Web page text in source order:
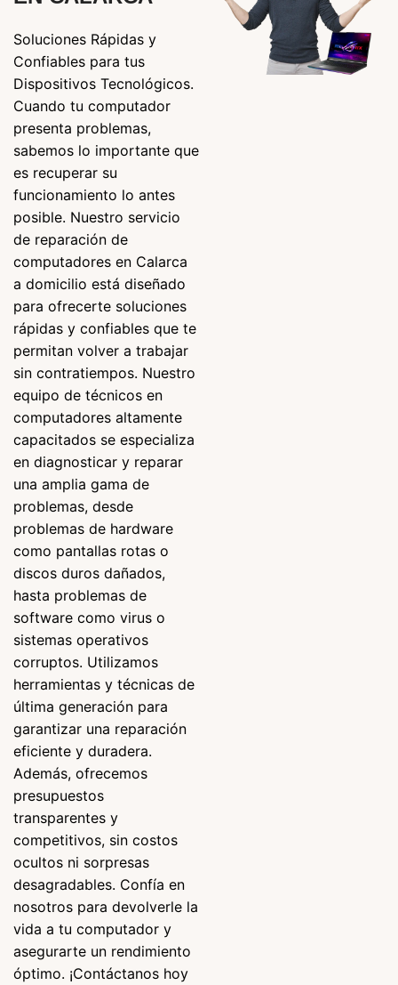
Soluciones Rápidas y
Confiables para tus
Dispositivos Tecnológicos.
Cuando tu computador
presenta problemas,
sabemos lo importante que
es recuperar su
funcionamiento lo antes
posible. Nuestro servicio
de reparación de
computadores en Calarca
a domicilio está diseñado
para ofrecerte soluciones
rápidas y confiables que te
permitan volver a trabajar
sin contratiempos. Nuestro
equipo de técnicos en
computadores altamente
capacitados se especializa
en diagnosticar y reparar
una amplia gama de
problemas, desde
problemas de hardware
como pantallas rotas o
discos duros dañados,
hasta problemas de
software como virus o
sistemas operativos
corruptos. Utilizamos
herramientas y técnicas de
última generación para
garantizar una reparación
eficiente y duradera.
Además, ofrecemos
presupuestos
transparentes y
competitivos, sin costos
ocultos ni sorpresas
desagradables. Confía en
nosotros para devolverle la
vida a tu computador y
asegurarte un rendimiento
óptimo. ¡Contáctanos hoy